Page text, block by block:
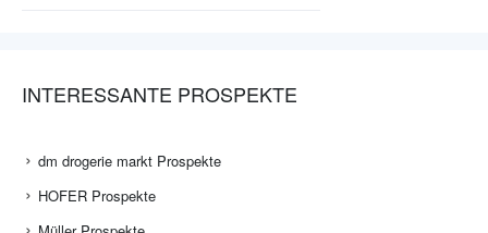
INTERESSANTE PROSPEKTE
dm drogerie markt Prospekte
HOFER Prospekte